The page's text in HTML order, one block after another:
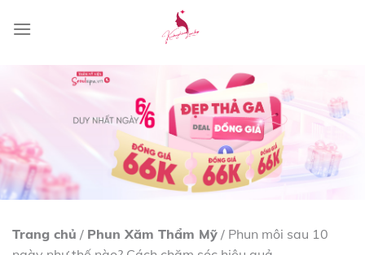
Trang chủ / Phun Xăm Thẩm Mỹ / Phun môi sau 10